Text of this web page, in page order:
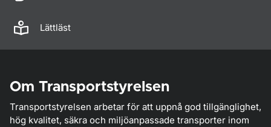
Lättläst
Om Transportstyrelsen
Transportstyrelsen arbetar för att uppnå god tillgänglighet,
hög kvalitet, säkra och miljöanpassade transporter inom